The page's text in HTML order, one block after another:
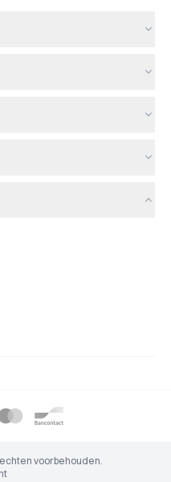
voorbehouden.